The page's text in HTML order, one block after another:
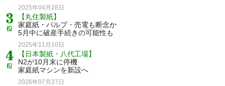
2025年04月28日
【丸住製紙】
家庭紙・パルプ・売電も断念か
5月中に破産手続きの可能性も
2025年11月10日
【日本製紙・八代工場】
N2が10月末に停機
家庭紙マシンを新設へ
2026年07月27日